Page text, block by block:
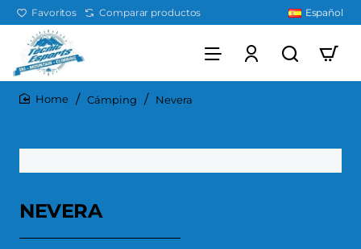
Favoritos Comparar productos Español
Cámping Nevera
NEVERA